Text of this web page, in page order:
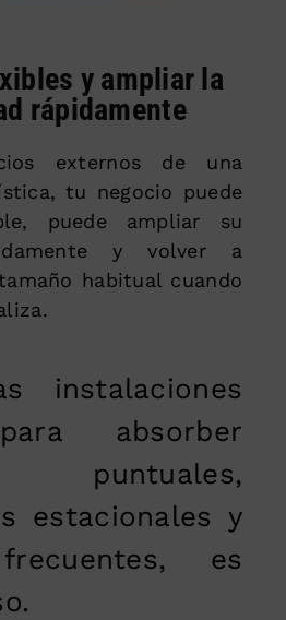
y ampliar la
rápidamente
externos de una
tu negocio puede
puede ampliar su
y volver a
habitual cuando
instalaciones
absorber
puntuales,
estacionales y
es